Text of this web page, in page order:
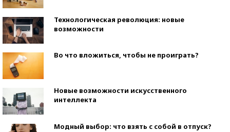
Технологическая революция: новые
возможности
Во что вложиться, чтобы не проиграть?
Новые возможности искусственного
интеллекта
Модный выбор: что взять с собой в отпуск?